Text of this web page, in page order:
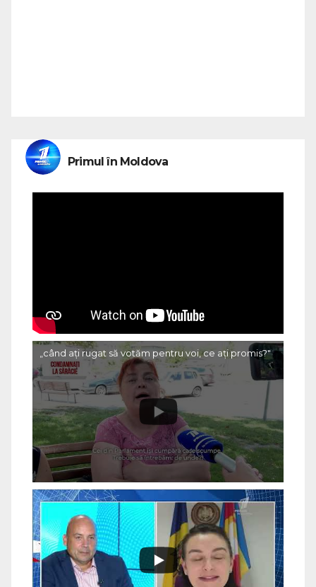
Primul în Moldova
„când ați rugat să votăm pentru voi, ce ați promis?"